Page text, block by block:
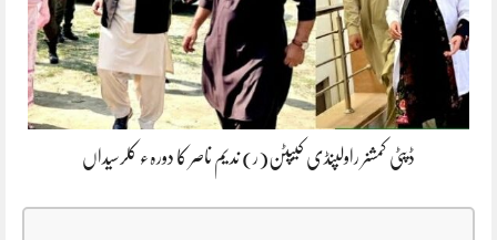
ڈپٹی کمشنر راولپنڈی کیپٹن(ر) ندیم ناصر کا دورہء کلرسیداں